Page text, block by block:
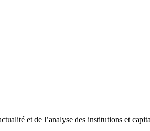
et de l’analyse des institutions et